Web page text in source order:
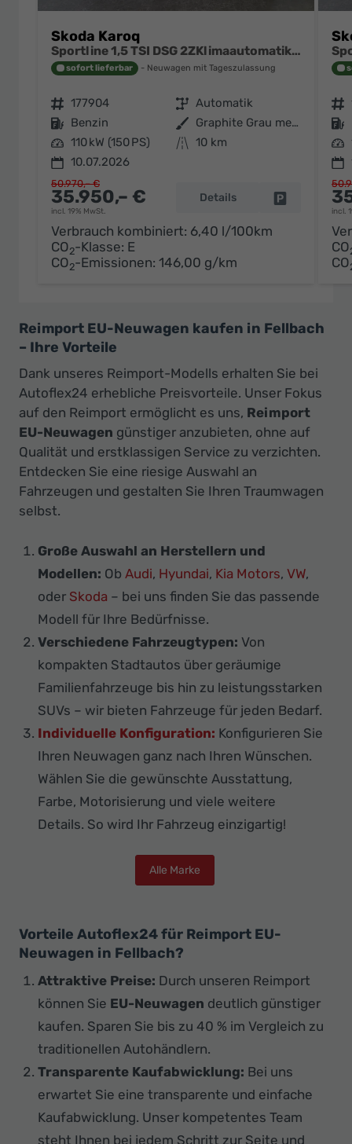
Skoda Karoq
Sportline 1,5 TSI DSG 2ZKlimaautomatik Canton Anhängerkupplung Totewinkel Assistent 2 x Einparkhilfe Kamera 19 Zoll Felgen adaptiver Tempomat 5J Garantie
sofort lieferbar Neuwagen mit Tageszulassung
Fahrzeugnr. 177904 Getriebe Automatik
Kraftstoff Benzin Außenfarbe
Graphite Grau metallic
Leistung 110 kW (150 PS) Kilometerstand 10 km
10.07.2026
35.950,– €
incl. 19% MwSt.
50.970,– €
Details Fahrzeug
Verbrauch kombiniert: 6,40 l/100km
CO2-Klasse: E
CO2-Emissionen: 146,00 g/km
Fahrzeugnr.
Kraftstoff
Leistung
incl.
CO
CO
Reimport EU-Neuwagen kaufen in Fellbach
– Ihre Vorteile
Dank unseres Reimport-Modells erhalten Sie bei
Autoflex24 erhebliche Preisvorteile. Unser Fokus
auf den Reimport ermöglicht es uns, Reimport
EU-Neuwagen günstiger anzubieten, ohne auf
Qualität und erstklassigen Service zu verzichten.
Entdecken Sie eine riesige Auswahl an
Fahrzeugen und gestalten Sie Ihren Traumwagen
selbst.
Große Auswahl an Herstellern und
Modellen: Ob Audi, Hyundai, Kia Motors, VW,
oder Skoda – bei uns finden Sie das passende
Modell für Ihre Bedürfnisse.
Verschiedene Fahrzeugtypen: Von
kompakten Stadtautos über geräumige
Familienfahrzeuge bis hin zu leistungsstarken
SUVs – wir bieten Fahrzeuge für jeden Bedarf.
Individuelle Konfiguration: Konfigurieren Sie
Ihren Neuwagen ganz nach Ihren Wünschen.
Wählen Sie die gewünschte Ausstattung,
Farbe, Motorisierung und viele weitere
Details. So wird Ihr Fahrzeug einzigartig!
Alle Marke
Vorteile Autoflex24 für Reimport EU-
Neuwagen in Fellbach?
Attraktive Preise: Durch unseren Reimport
können Sie EU-Neuwagen deutlich günstiger
kaufen. Sparen Sie bis zu 40 % im Vergleich zu
traditionellen Autohändlern.
Transparente Kaufabwicklung: Bei uns
erwartet Sie eine transparente und einfache
Kaufabwicklung. Unser kompetentes Team
steht Ihnen bei jedem Schritt zur Seite und